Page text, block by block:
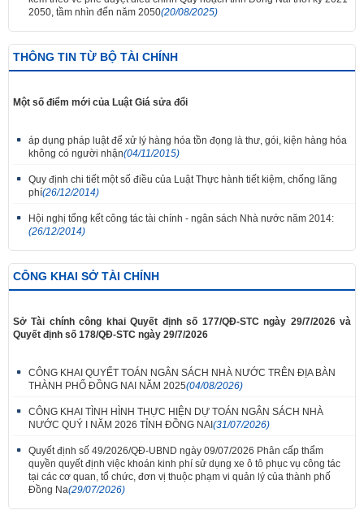
2050, tầm nhìn đến năm 2050(20/08/2025)
THÔNG TIN TỪ BỘ TÀI CHÍNH
Một số điểm mới của Luật Giá sửa đổi
áp dụng pháp luật để xử lý hàng hóa tồn đọng là thư, gói, kiện hàng hóa
không có người nhận(04/11/2015)
Quy định chi tiết một số điều của Luật Thực hành tiết kiệm, chống lãng
phí(26/12/2014)
Hội nghị tổng kết công tác tài chính - ngân sách Nhà nước năm 2014:
(26/12/2014)
CÔNG KHAI SỞ TÀI CHÍNH
Sở Tài chính công khai Quyết định số 177/QĐ-STC ngày 29/7/2026 và
Quyết định số 178/QĐ-STC ngày 29/7/2026
CÔNG KHAI QUYẾT TOÁN NGÂN SÁCH NHÀ NƯỚC TRÊN ĐỊA BÀN
THÀNH PHỐ ĐỒNG NAI NĂM 2025(04/08/2026)
CÔNG KHAI TÌNH HÌNH THỰC HIỆN DỰ TOÁN NGÂN SÁCH NHÀ
NƯỚC QUÝ I NĂM 2026 TỈNH ĐỒNG NAI(31/07/2026)
Quyết định số 49/2026/QĐ-UBND ngày 09/07/2026 Phân cấp thẩm
quyền quyết định việc khoán kinh phí sử dụng xe ô tô phục vụ công tác
tại các cơ quan, tổ chức, đơn vị thuộc phạm vi quản lý của thành phố
Đồng Na(29/07/2026)